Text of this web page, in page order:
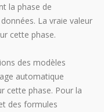
la phase de
La vraie valeur
cette phase.
des modèles
automatique
cette phase. Pour la
des formules